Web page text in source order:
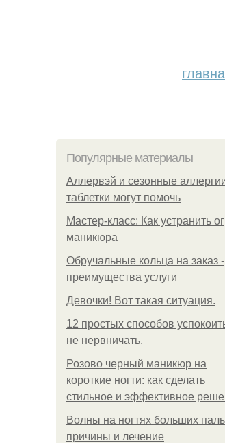
Популярные материалы
Аллервэй и сезонные
таблетки могут помочь
Мастер-класс: Как устранить
маникюра
Обручальные кольца на заказ -
преимущества услуги
Девочки! Вот такая ситуация.
12 простых способов
не нервничать.
Розово черный маникюр на
короткие ногти: как сделать
стильное и эффективное
Волны на ногтях больших
причины и лечение